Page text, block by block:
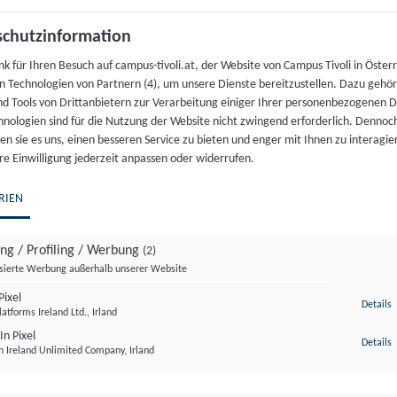
Artikelnummer:17285Kategorie:Veranstaltung
Jahren mit überbordender Bürokratie,
rasch skalieren, bleibt in Europa oft der
besetzten Diskussion, wie Deregulierung,
machen können.
Tech Park, Bundesminister a. D.) erwartet ihr ein
für Ihren Besuch auf campus-tivoli.at, der Website von Campus Tivoli in
Technologien von Partnern (4), um unsere Dienste bereitzustellen. Dazu
Tools von Drittanbietern zur Verarbeitung einiger Ihrer personenbezogenen
sind für die Nutzung der Website nicht zwingend erforderlich.
sie es uns, einen besseren Service zu bieten und enger mit Ihnen zu
Einwilligung jederzeit anpassen oder widerrufen.
/ Profiling / Werbung (2)
Werbung außerhalb unserer Website
Ireland Ltd., Irland
Details
Pixel
Ireland Unlimited Company, Irland
Details